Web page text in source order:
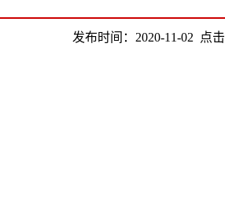
发布时间：2020-11-02 点